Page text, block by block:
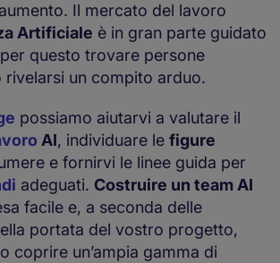
Il mercato del lavoro
Artificiale è in gran parte guidato
questo trovare persone
rivelarsi un compito arduo.
possiamo aiutarvi a valutare il
AI, individuare le figure
e fornirvi le linee guida per
adeguati. Costruire un team AI
facile e, a seconda delle
portata del vostro progetto,
coprire un’ampia gamma di